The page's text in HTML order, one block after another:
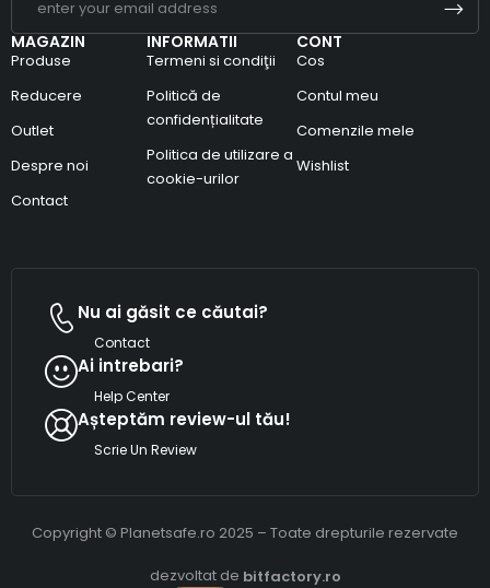
MAGAZIN
Produse
Reducere
Outlet
Despre noi
Contact
INFORMATII
Termeni si condiţii
Politică de
confidențialitate
Politica de utilizare a
cookie-urilor
CONT
Cos
Contul meu
Comenzile mele
Wishlist
Nu ai găsit ce căutai?
Contact
Ai intrebari?
Help Center
Așteptăm review-ul tău!
Scrie Un Review
Copyright © Planetsafe.ro 2025 – Toate drepturile rezervate
dezvoltat de bitfactory.ro